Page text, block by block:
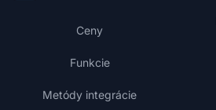
Ceny
Funkcie
Metódy integrácie